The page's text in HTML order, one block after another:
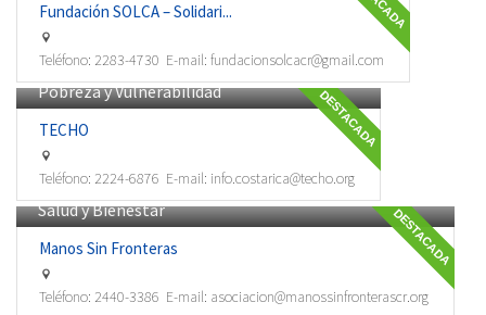
Fundación SOLCA – Solidari...
Teléfono: 2283-4730 E-mail: fundacionsolcacr@gmail.com
DESTACADA
Pobreza y Vulnerabilidad
TECHO
Teléfono: 2224-6876 E-mail: info.costarica@techo.org
DESTACADA
Salud y Bienestar
Manos Sin Fronteras
Teléfono: 2440-3386 E-mail: asociacion@manossinfronterascr.org